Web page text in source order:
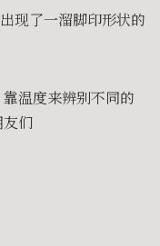
现了一溜脚印形状的
温度来辨别不同的
们